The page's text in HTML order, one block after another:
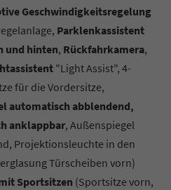
Geschwindigkeitsregelung
Parklenkassistent
und hinten, Rückfahrkamera,
"Light Assist", 4-
für die Vordersitze,
automatisch abblendend,
anklappbar, Außenspiegel
Projektionsleuchte in den
Türscheiben vorn)
Sportsitzen (Sportsitze vorn,